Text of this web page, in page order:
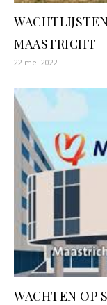
MAASTRICHT
22 mei 2022
WACHTEN OP